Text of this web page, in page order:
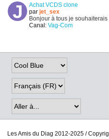
Achat VCDS clone
par jet_sex
Canal: Vag-Com
Les Amis du Diag 2012-2025 /